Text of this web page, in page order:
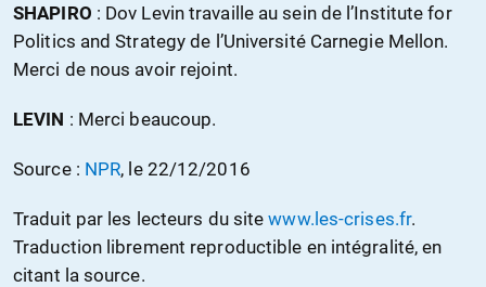
SHAPIRO : Dov Levin travaille au sein de l’Institute for
Politics and Strategy de l’Université Carnegie Mellon.
Merci de nous avoir rejoint.
LEVIN : Merci beaucoup.
Source : NPR, le 22/12/2016
Traduit par les lecteurs du sitewww.les-crises.fr.
Traduction librement reproductible en intégralité, en
citant la source.